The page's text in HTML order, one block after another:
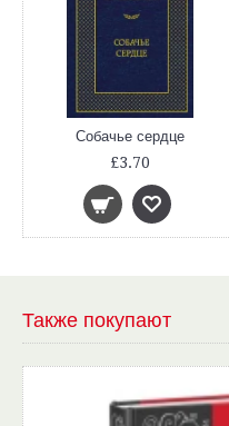
Собачье сердце
£3.70
Также покупают